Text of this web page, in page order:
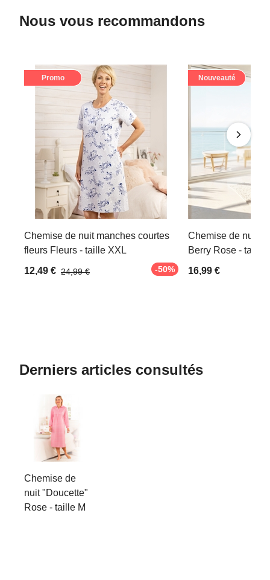
Nous vous recommandons
Promo
Chemise de nuit manches courtes
fleurs Fleurs - taille XXL
12,49 € 24,99 € -50%
Nouveauté
Chemise de nuit
Berry Rose - taille
16,99 €
Derniers articles consultés
Chemise de
nuit "Doucette"
Rose - taille M